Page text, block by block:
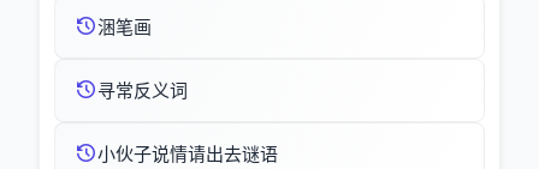
涃笔画
寻常反义词
小伙子说情请出去谜语